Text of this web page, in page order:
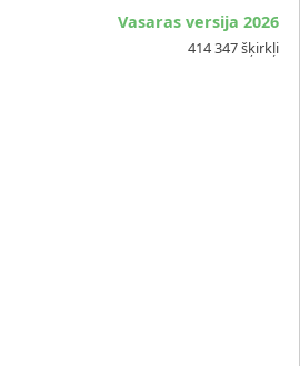
Vasaras versija 2026
414 347 šķirkļi